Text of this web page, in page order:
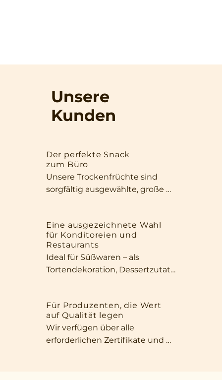
Unsere
Kunden
Der perfekte Snack
zum Büro
Unsere Trockenfrüchte sind
sorgfältig ausgewählte, große
auch durch ihre Qualität
überzeugen. Dank ihrer Größe
für zwischendurch oder für
Eine ausgezeichnete Wahl
für Konditoreien und
Restaurants
Ideal für Süßwaren – als
Tortendekoration, Dessertzutat
ansprechendes Aussehen und
ihre natürliche Süße machen
unsere Früchte unverzichtbar in
jeder Küche, die Wert auf
Für Produzenten, die Wert
auf Qualität legen
Wir verfügen über alle
erforderlichen Zertifikate und